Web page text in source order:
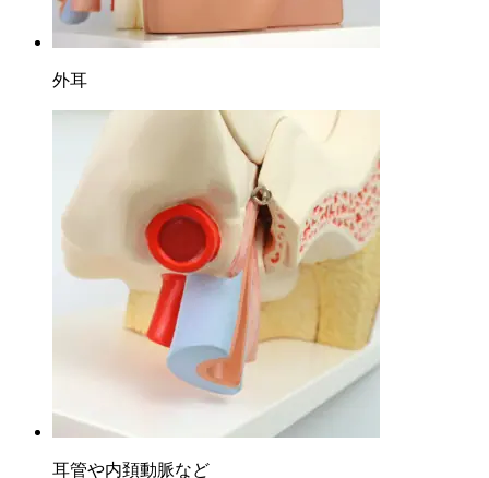
外耳
耳管や内頚動脈など